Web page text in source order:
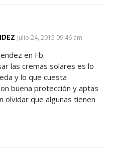
SAYS:
julio 24, 2015 09:46 am
en Fb.
las cremas solares es lo
y lo que cuesta
buena protección y aptas
olvidar que algunas tienen